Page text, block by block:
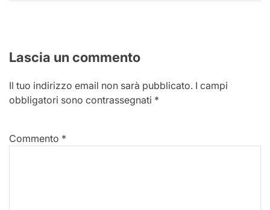
Lascia un commento
Il tuo indirizzo email non sarà pubblicato. I campi
obbligatori sono contrassegnati *
Commento *